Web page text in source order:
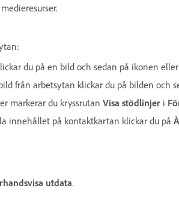
du på en bild och sedan på ikonen
från arbetsytan klickar du på bilden och
markerar du kryssrutan Visa stödlinjer i
innehållet på kontaktkartan klickar du på
utdata.